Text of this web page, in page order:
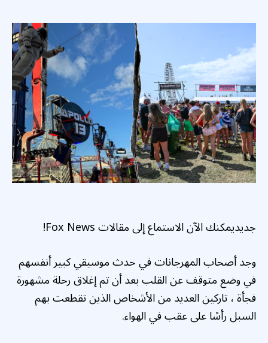
جديديمكنك الآن الاستماع إلى مقالات Fox News!
وجد أصحاب المهرجانات في حدث موسيقي كبير أنفسهم
في وضع متوقف عن القلب بعد أن تم إغلاق رحلة مشهورة
فجأة ، تاركين العديد من الأشخاص الذين تقطعت بهم
السبل رأسًا على عقب في الهواء.